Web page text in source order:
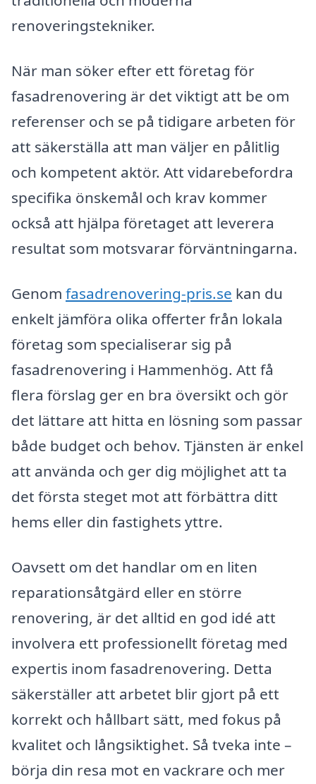
renoveringstekniker.
När man söker efter ett företag för
fasadrenovering är det viktigt att be om
referenser och se på tidigare arbeten för
att säkerställa att man väljer en pålitlig
och kompetent aktör. Att vidarebefordra
specifika önskemål och krav kommer
också att hjälpa företaget att leverera
resultat som motsvarar förväntningarna.
Genom fasadrenovering-pris.se kan du
enkelt jämföra olika offerter från lokala
företag som specialiserar sig på
fasadrenovering i Hammenhög. Att få
flera förslag ger en bra översikt och gör
det lättare att hitta en lösning som passar
både budget och behov. Tjänsten är enkel
att använda och ger dig möjlighet att ta
det första steget mot att förbättra ditt
hems eller din fastighets yttre.
Oavsett om det handlar om en liten
reparationsåtgärd eller en större
renovering, är det alltid en god idé att
involvera ett professionellt företag med
expertis inom fasadrenovering. Detta
säkerställer att arbetet blir gjort på ett
korrekt och hållbart sätt, med fokus på
kvalitet och långsiktighet. Så tveka inte –
börja din resa mot en vackrare och mer